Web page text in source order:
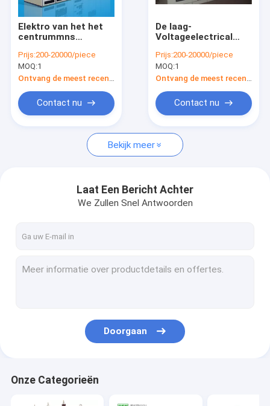
Elektro van het het
centrummns
motorcontrole wijd
gebruikte het
paneelfabrikanten
Prijs:200-20000/piece
MOQ:1
Contact nu
De laag-
Voltageelectrical
groottedistributie
van de
paneelraad/
Prijs:200-20000/piece
MOQ:1
Contact nu
Bekijk meer
Laat Een Bericht Achter
We Zullen Snel Antwoorden
Doorgaan
Onze Categorieën